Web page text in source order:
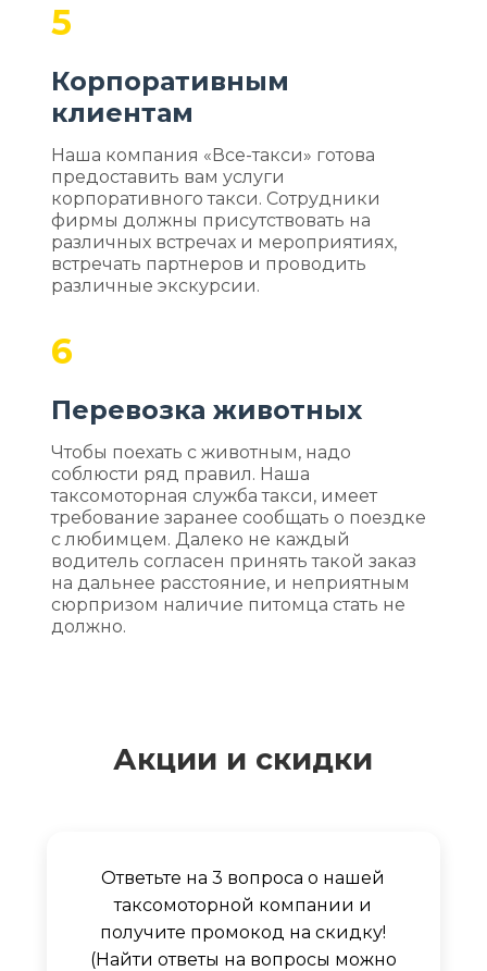
5
Корпоративным
клиентам
Наша компания «Все-такси» готова
предоставить вам услуги
корпоративного такси. Сотрудники
фирмы должны присутствовать на
различных встречах и мероприятиях,
встречать партнеров и проводить
различные экскурсии.
6
Перевозка животных
Чтобы поехать с животным, надо
соблюсти ряд правил. Наша
таксомоторная служба такси, имеет
требование заранее сообщать о поездке
с любимцем. Далеко не каждый
водитель согласен принять такой заказ
на дальнее расстояние, и неприятным
сюрпризом наличие питомца стать не
должно.
Акции и скидки
Ответьте на 3 вопроса о нашей
таксомоторной компании и
получите промокод на скидку!
(Найти ответы на вопросы можно